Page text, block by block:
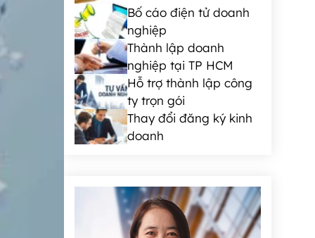
Bố cáo điện tử doanh
nghiệp
Thành lập doanh
nghiệp tại TP HCM
Hỗ trợ thành lập công
ty trọn gói
Thay đổi đăng ký kinh
doanh